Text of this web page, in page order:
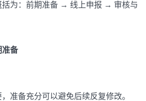
为：前期准备 → 线上申报 → 审核与
准备
备充分可以避免后续反复修改。